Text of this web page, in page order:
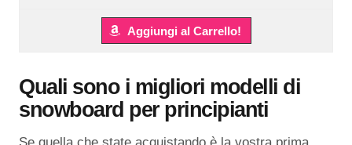
Aggiungi al Carrello!
Quali sono i migliori modelli di
snowboard per principianti